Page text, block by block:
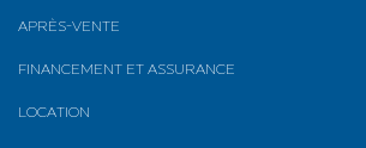
APRÈS-VENTE
FINANCEMENT ET ASSURANCE
LOCATION